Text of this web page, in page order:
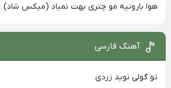
هوا بارونیه مو چتری بهت نمیاد (میکس شاد)
آهنگ فارسی
تو گولی نوید زردی